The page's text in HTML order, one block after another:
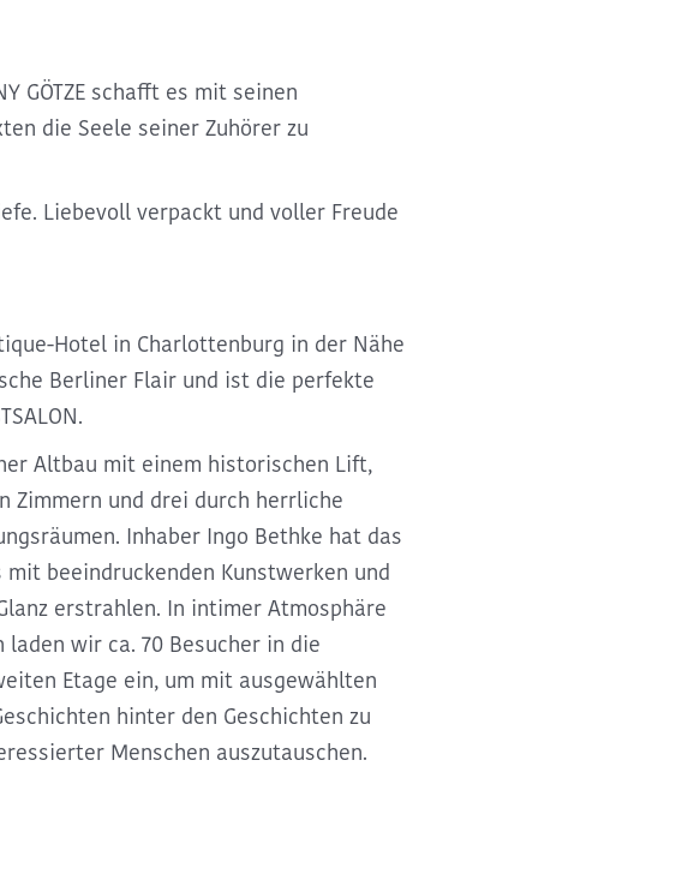
GÖTZE schafft es mit seinen
die Seele seiner Zuhörer zu
Liebevoll verpackt und voller Freude
Hotel in Charlottenburg in der Nähe
Berliner Flair und ist die perfekte
Altbau mit einem historischen Lift,
Zimmern und drei durch herrliche
Inhaber Ingo Bethke hat das
beeindruckenden Kunstwerken und
erstrahlen. In intimer Atmosphäre
laden wir ca. 70 Besucher in die
Etage ein, um mit ausgewählten
hinter den Geschichten zu
Menschen auszutauschen.